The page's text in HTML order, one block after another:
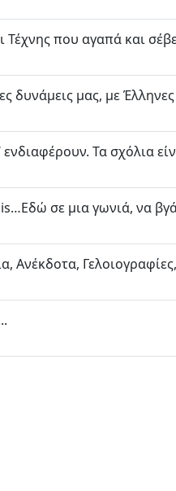
που αγαπά και
δυνάμεις μας, με
Τα σχόλια
σε μια γωνιά, να
Ανέκδοτα,